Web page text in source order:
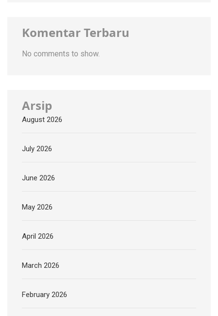
Komentar Terbaru
No comments to show.
Arsip
August 2026
July 2026
June 2026
May 2026
April 2026
March 2026
February 2026